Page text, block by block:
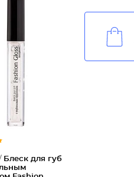
Блеск для губ